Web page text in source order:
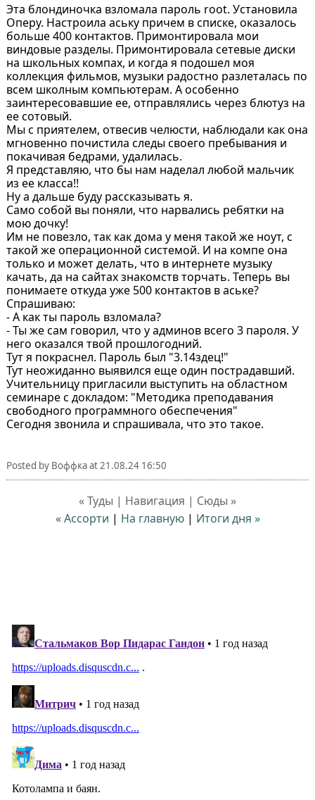
Эта блондиночка взломала пароль root. Установила
Оперу. Hастроила аську причем в списке, оказалось
больше 400 контактов. Примонтировала мои
виндовые разделы. Примонтировала сетевые диски
на школьных компах, и когда я подошел моя
коллекция фильмов, музыки радостно разлеталась по
всем школным компьютерам. А особенно
заинтересовавшие ее, отправлялись через блютуз на
ее сотовый.
Мы с приятелем, отвесив челюсти, наблюдали как она
мгновенно почистила следы своего пребывания и
покачивая бедрами, удалилась.
Я представляю, что бы нам наделал любой мальчик
из ее класса!!
Hу а дальше буду рассказывать я.
Само собой вы поняли, что нарвались ребятки на
мою дочку!
Им не повезло, так как дома у меня такой же ноут, с
такой же операционной системой. И на компе она
только и может делать, что в интернете музыку
качать, да на сайтах знакомств торчать. Теперь вы
понимаете откуда уже 500 контактов в аське?
Спрашиваю:
- А как ты пароль взломала?
- Ты же сам говорил, что у админов всего 3 пароля. У
него оказался твой прошлогодний.
Тут я покраснел. Пароль был "3.14здец!"
Тут неожиданно выявился еще один пострадавший.
Учительницу пригласили выступить на областном
семинаре с докладом: "Методика преподавания
свободного программного обеспечения"
Сегодня звонила и спрашивала, что это такое.
Posted by Воффкаat 21.08.24 16:50
« Туды | Навигация | Сюды »
« Ассорти | На главную| Итоги дня »